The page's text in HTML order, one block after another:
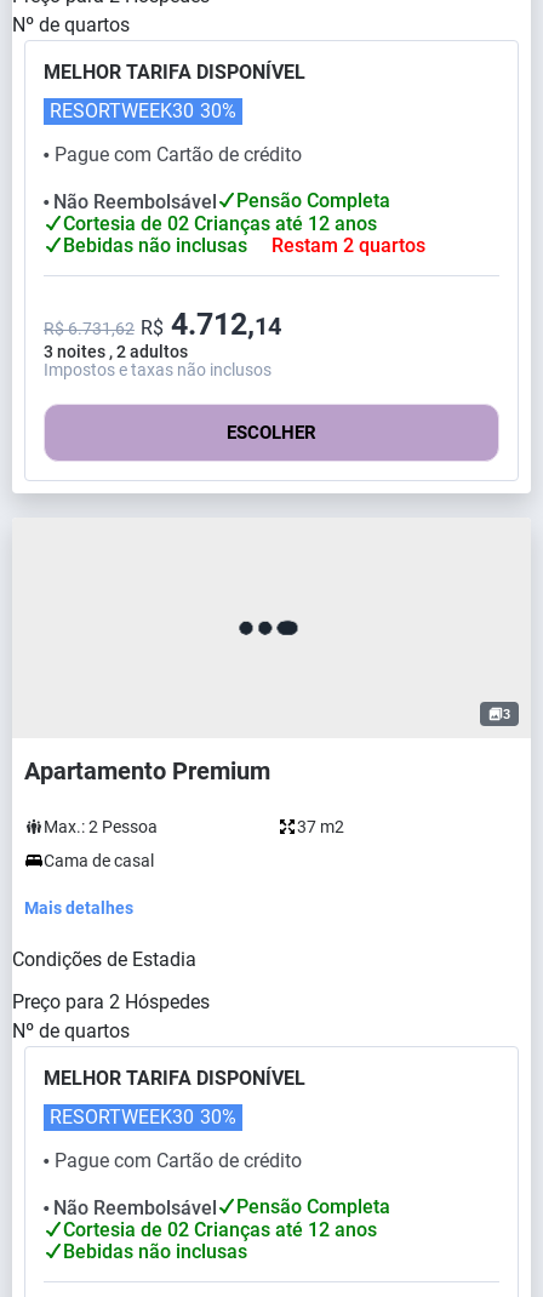
Nº de quartos
MELHOR TARIFA DISPONÍVEL
⬤ Pague com Cartão de crédito
RESORTWEEK30 30%
⬤ Não Reembolsável
Pensão Completa
Cortesia de 02 Crianças até 12 anos
Bebidas não inclusas
Restam 2 quartos
3 noites , 2 adultos
R$ 6.731,62 R$ 4.712,14
Impostos e taxas não inclusos
ESCOLHER
3
Apartamento Premium
Max.:2 Pessoa
37 m2
Cama de casal
Mais detalhes
Condições de Estadia
Preço para 2 Hóspedes
Nº de quartos
MELHOR TARIFA DISPONÍVEL
⬤ Pague com Cartão de crédito
RESORTWEEK30 30%
⬤ Não Reembolsável
Pensão Completa
Cortesia de 02 Crianças até 12 anos
Bebidas não inclusas